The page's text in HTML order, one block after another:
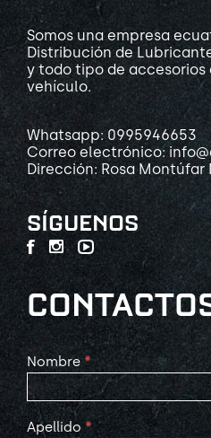
Somos una empresa
Distribución de
y todo tipo de
vehículo.
Whatsapp: 0995946653
Correo electrónico:
Dirección: Rosa Montúfar
SÍGUENOS
Contact
Us
Nombre *
Apellido *